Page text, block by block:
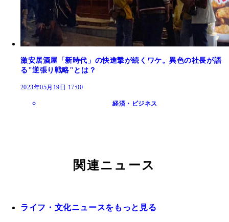
激安居酒屋「新時代」の快進撃が続くワケ。異色の社長が語
る"逆張り戦略"とは？
2023年05月19日 17:00
経済・ビジネス
関連ニュース
ライフ・文化ニュースをもっと見る